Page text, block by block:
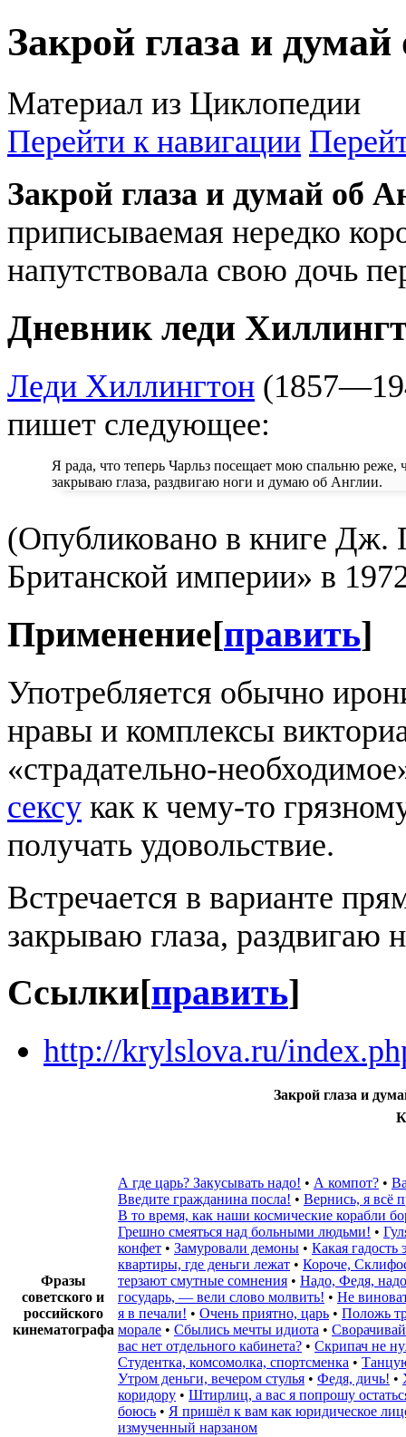
Закрой глаза и
Материал из Циклопедии
Перейти к навигации
Закрой глаза и думай об
приписываемая нередко
напутствовала свою дочь
Дневник леди
Леди Хиллингтон
пишет следующее:
Я рада, что теперь Чарльз посещает мою спальню
закрываю глаза, раздвигаю ноги и думаю об Англии.
(Опубликовано в книге Дж.
Британской империи» в
Применение[править]
Употребляется обычно
нравы и комплексы
«страдательно-
сексу как к чему-то
получать удовольствие.
Встречается в варианте
закрываю глаза,
Ссылки [править]
http://krylslova.ru/
Закрой глаза и
Фразы
советского и
российского
кинематографа
А где царь? Закусывать надо! • А компот? •
Введите гражданина посла!‎ • Вернись, я всё
В то время, как наши космические корабли
Грешно смеяться над больными людьми! •
конфет • Замуровали демоны • Какая гадость
квартиры, где деньги лежат • Короче,
терзают смутные сомнения • Надо, Федя, надо
государь, — вели слово молвить! • Не
я в печали! • Очень приятно, царь • Положь
морале • Сбылись мечты идиота •
вас нет отдельного кабинета? • Скрипач не
Студентка, комсомолка, спортсменка •
Утром деньги, вечером стулья • Федя, дичь! •
коридору • Штирлиц, а вас я попрошу
боюсь • Я пришёл к вам как юридическое
измученный нарзаном